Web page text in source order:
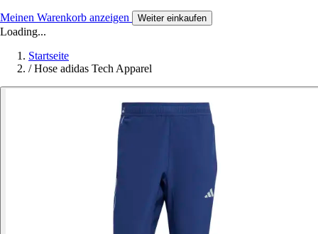
Meinen Warenkorb anzeigen Weiter einkaufen
Loading...
Startseite
/ Hose adidas Tech Apparel